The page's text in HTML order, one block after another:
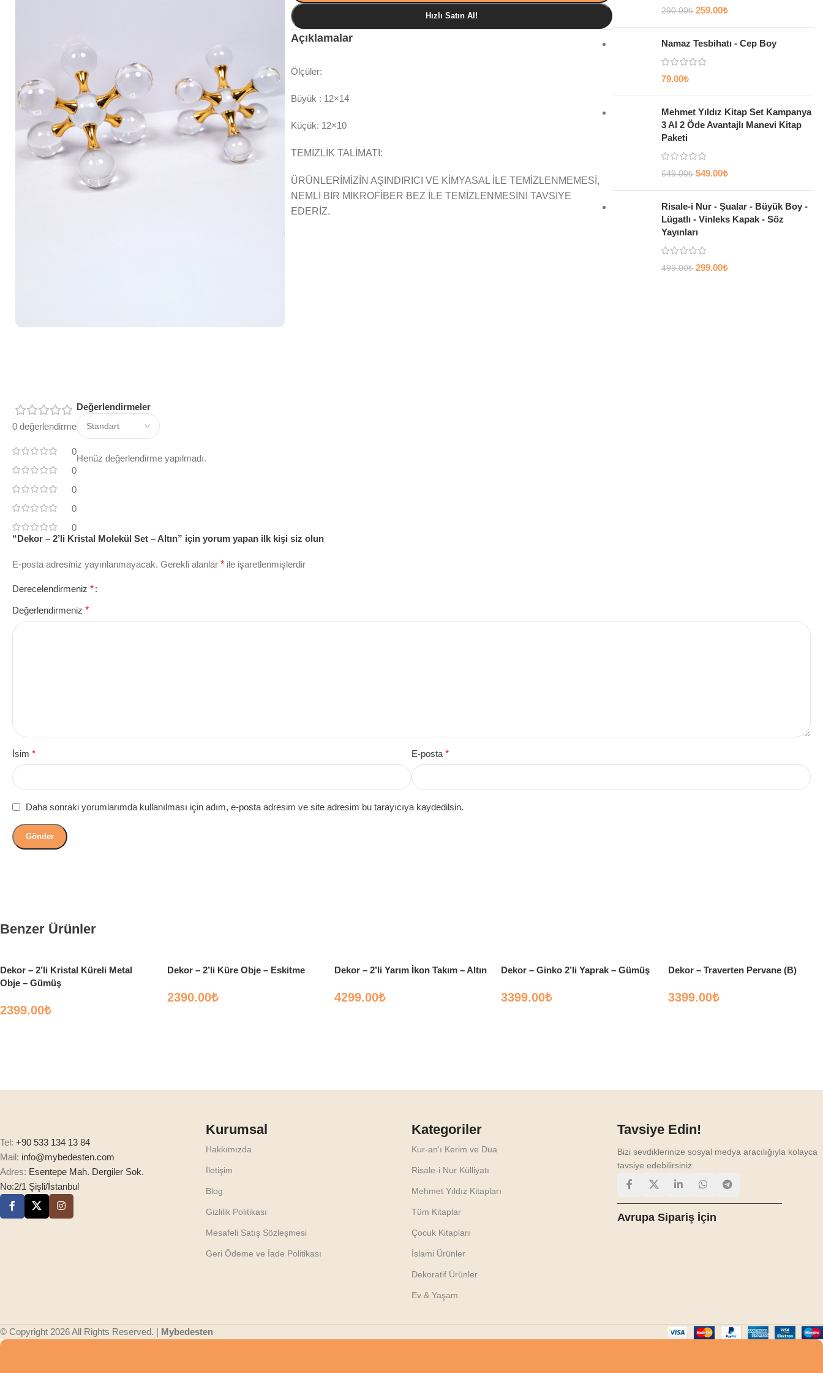
Hızlı Satın Al!
Açıklamalar
Ölçüler:
Büyük : 12×14
Küçük: 12×10
TEMİZLİK TALİMATI:
ÜRÜNLERİMİZİN AŞINDIRICI VE KİMYASAL İLE TEMİZLENMEMESİ,
NEMLİ BİR MİKROFİBER BEZ İLE TEMİZLENMESİNİ TAVSİYE
EDERİZ.
290.00₺ 259.00₺
Namaz Tesbihatı - Cep Boy
79.00₺
Mehmet Yıldız Kitap Set Kampanya
3 Al 2 Öde Avantajlı Manevi Kitap
Paketi
649.00₺ 549.00₺
Risale-i Nur - Şualar - Büyük Boy -
Lügatlı - Vinleks Kapak - Söz
Yayınları
499.00₺ 299.00₺
0 değerlendirme
0
0
0
0
0
Değerlendirmeler
Henüz değerlendirme yapılmadı.
“Dekor – 2’li Kristal Molekül Set – Altın” için yorum yapan ilk kişi siz olun
E-posta adresiniz yayınlanmayacak. Gerekli alanlar * ile işaretlenmişlerdir
Derecelendirmeniz *
Değerlendirmeniz *
İsim * E-posta *
Daha sonraki yorumlarımda kullanılması için adım, e-posta adresim ve site adresim bu tarayıcıya kaydedilsin.
Benzer Ürünler
Dekor – 2’li Kristal Küreli Metal
Obje – Gümüş
2399.00₺
Dekor – 2’li Küre Obje – Eskitme
2390.00₺
Dekor – 2’li Yarım İkon Takım – Altın
4299.00₺
Dekor – Ginko 2’li Yaprak – Gümüş
3399.00₺
Dekor – Traverten Pervane (B)
3399.00₺
Tel: +90 533 134 13 84
Mail: info@mybedesten.com
Adres: Esentepe Mah. Dergiler Sok.
No:2/1 Şişli/İstanbul
Kurumsal
Hakkımızda
İletişim
Blog
Gizlilik Politikası
Mesafeli Satış Sözleşmesi
Geri Ödeme ve İade Politikası
Kategoriler
Kur-an'ı Kerim ve Dua
Risale-i Nur Külliyatı
Mehmet Yıldız Kitapları
Tüm Kitaplar
Çocuk Kitapları
İslami Ürünler
Dekoratif Ürünler
Ev & Yaşam
Tavsiye Edin!
Bizi sevdiklerinize sosyal medya aracılığıyla kolayca
tavsiye edebilirsiniz.
Avrupa Sipariş İçin
© Copyright 2026 All Rights Reserved. | Mybedesten